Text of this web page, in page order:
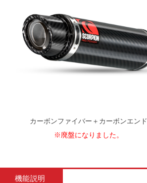
カーボンファイバー＋カーボンエンド
※廃盤になりました。
機能説明